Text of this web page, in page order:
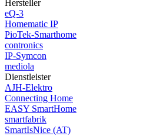
Hersteller
eQ-3
Homematic IP
PioTek-Smarthome
contronics
IP-Symcon
mediola
Dienstleister
AJH-Elektro
Connecting Home
EASY SmartHome
smartfabrik
SmartIsNice (AT)